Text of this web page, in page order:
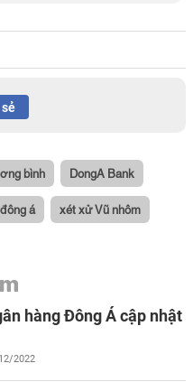
bình DongA Bank
á xét xử Vũ nhôm
hàng Đông Á cập nhật
2022